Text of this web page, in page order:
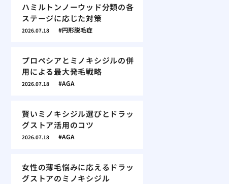
ハミルトンノーウッド分類の各
ステージに応じた対策
2026.07.18 円形脱毛症
プロペシアとミノキシジルの併
用による最大発毛戦略
2026.07.18 AGA
賢いミノキシジル選びとドラッ
グストア活用のコツ
2026.07.18 AGA
女性の薄毛悩みに応えるドラッ
グストアのミノキシジル